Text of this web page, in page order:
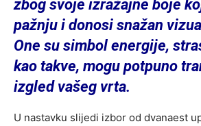
zbog svoje izražajne boje
pažnju i donosi snažan
One su simbol energije,
kao takve, mogu potpuno
izgled vašeg vrta.
U nastavku slijedi izbor od dvanaest